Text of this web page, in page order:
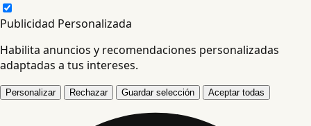
Publicidad Personalizada
Habilita anuncios y recomendaciones personalizadas
adaptadas a tus intereses.
Personalizar Rechazar Guardar selección Aceptar todas